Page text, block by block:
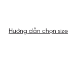
Hướng dẫn chọn size